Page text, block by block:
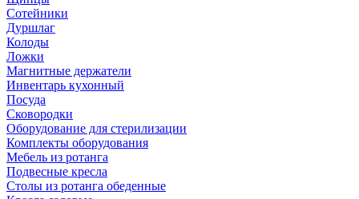
Сотейники
Дуршлаг
Колоды
Ложки
Магнитные держатели
Инвентарь кухонный
Посуда
Сковородки
Оборудование для стерилизации
Комплекты оборудования
Мебель из ротанга
Подвесные кресла
Столы из ротанга обеденные